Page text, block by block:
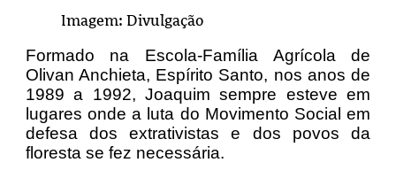
Imagem: Divulgação
Formado na Escola-Família Agrícola de
Olivan Anchieta, Espírito Santo, nos anos de
1989 a 1992, Joaquim sempre esteve em
lugares onde a luta do Movimento Social em
defesa dos extrativistas e dos povos da
floresta se fez necessária.